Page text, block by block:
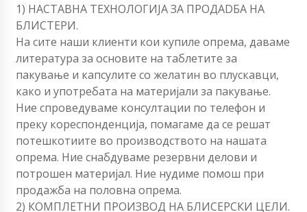
1) НАСТАВНА ТЕХНОЛОГИЈА ЗА ПРОДАDБА НА
БЛИСТЕРИ.
На сите наши клиенти кои купиле опрема, даваме
литература за основите на таблетите за
пакување и капсулите со желатин во плускавци,
како и употребата на материјали за пакување.
Ние спроведуваме консултации по телефон и
преку кореспонденција, помагаме да се решат
потешкотиите во производството на нашата
опрема. Ние снабдуваме резервни делови и
потрошен материјал. Ние нудиме помош при
продажба на половна опрема.
2) КОМПЛЕТНИ ПРОИЗВОД НА БЛИСЕРСКИ ЦЕЛИ.